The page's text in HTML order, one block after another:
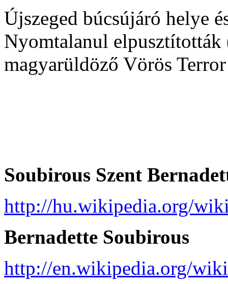
Újszeged búcsújáró helye
Nyomtalanul
magyarüldöző Vörös
Soubirous Szent
http://hu.wikipedia.org/
Bernadette Soubirous
http://en.wikipedia.org/